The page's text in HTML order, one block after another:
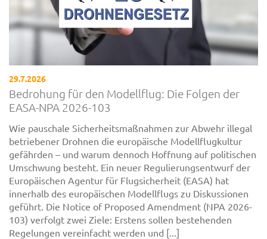
29.7.2026
Bedrohung für den Modellflug: Die Folgen der
EASA-NPA 2026-103
Wie pauschale Sicherheitsmaßnahmen zur Abwehr illegal
betriebener Drohnen die europäische Modellflugkultur
gefährden – und warum dennoch Hoffnung auf politischen
Umschwung besteht. Ein neuer Regulierungsentwurf der
Europäischen Agentur für Flugsicherheit (EASA) hat
innerhalb des europäischen Modellflugs zu Diskussionen
geführt. Die Notice of Proposed Amendment (NPA 2026-
103) verfolgt zwei Ziele: Erstens sollen bestehenden
Regelungen vereinfacht werden und [...]